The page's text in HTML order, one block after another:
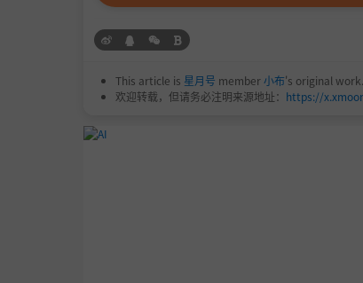
This article is 星月号 member小布's original work.
欢迎转载，但请务必注明来源地址： https://